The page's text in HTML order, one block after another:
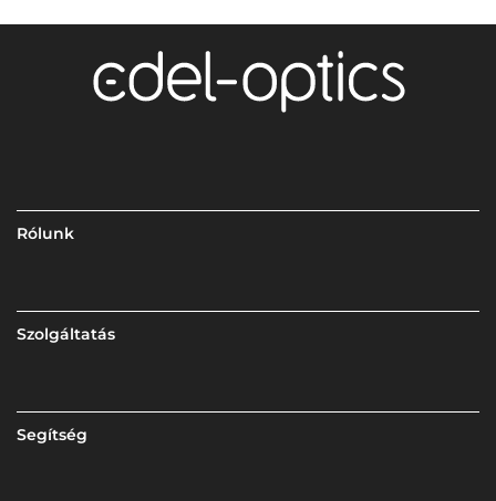
Rólunk
Szolgáltatás
Segítség